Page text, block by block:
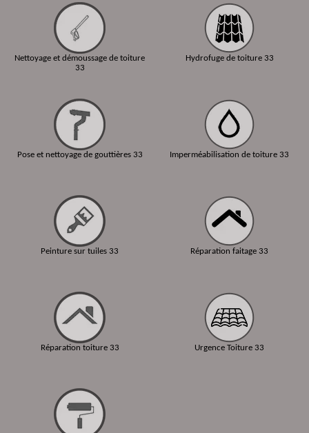
Nettoyage et démoussage de toiture
33
Pose et nettoyage de gouttières 33
Peinture sur tuiles 33
Réparation toiture 33
Hydrofuge de toiture 33
Imperméabilisation de toiture 33
Réparation faitage 33
Urgence Toiture 33